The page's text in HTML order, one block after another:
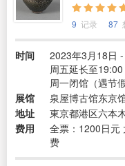
9 记录 87
时间
2023年3月18日
周五延长至
周一闭馆（遇节
展馆
泉屋博古馆东京
地址
東京都港区六本
费用
全票：1200日元
费